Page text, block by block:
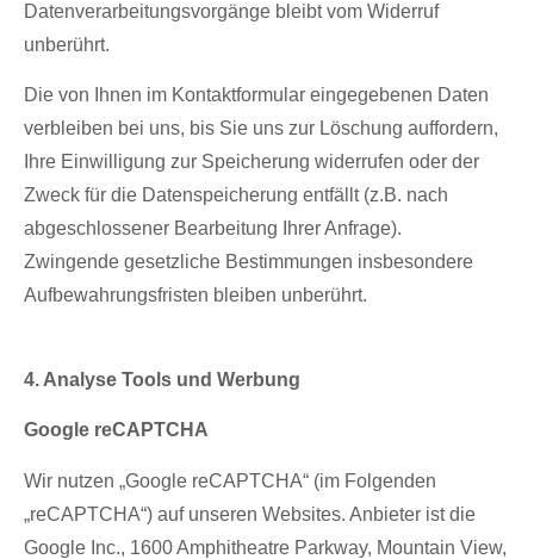
Datenverarbeitungsvorgänge bleibt vom Widerruf
unberührt.
Die von Ihnen im Kontaktformular eingegebenen Daten
verbleiben bei uns, bis Sie uns zur Löschung auffordern,
Ihre Einwilligung zur Speicherung widerrufen oder der
Zweck für die Datenspeicherung entfällt (z.B. nach
abgeschlossener Bearbeitung Ihrer Anfrage).
Zwingende gesetzliche Bestimmungen insbesondere
Aufbewahrungsfristen bleiben unberührt.
4. Analyse Tools und Werbung
Google reCAPTCHA
Wir nutzen „Google reCAPTCHA“ (im Folgenden
„reCAPTCHA“) auf unseren Websites. Anbieter ist die
Google Inc., 1600 Amphitheatre Parkway, Mountain View,